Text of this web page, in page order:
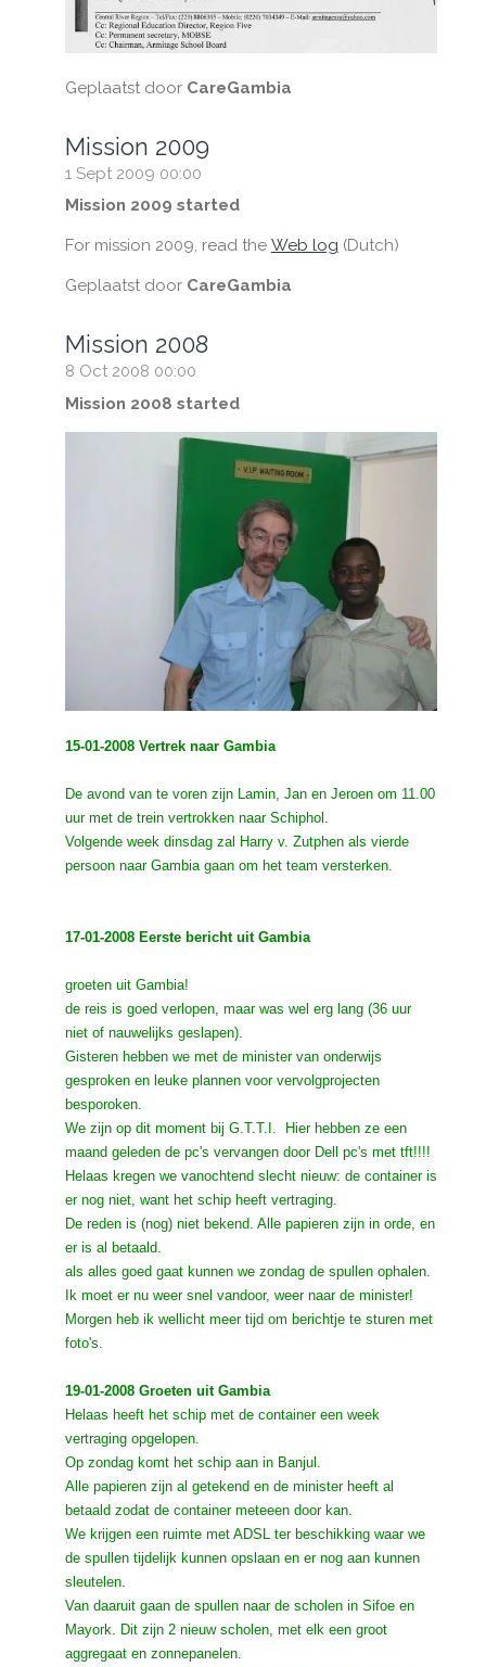
Geplaatst door CareGambia
Mission 2009
1 Sept 2009 00:00
Mission 2009 started
For mission 2009, read the Web log (Dutch)
Geplaatst door CareGambia
Mission 2008
8 Oct 2008 00:00
Mission 2008 started
15-01-2008 Vertrek naar Gambia
De avond van te voren zijn Lamin, Jan en Jeroen om 11.00
uur met de trein vertrokken naar Schiphol.
Volgende week dinsdag zal Harry v. Zutphen als vierde
persoon naar Gambia gaan om het team versterken.
17-01-2008 Eerste bericht uit Gambia
groeten uit Gambia!
de reis is goed verlopen, maar was wel erg lang (36 uur
niet of nauwelijks geslapen).
Gisteren hebben we met de minister van onderwijs
gesproken en leuke plannen voor vervolgprojecten
besporoken.
We zijn op dit moment bij G.T.T.I. Hier hebben ze een
maand geleden de pc's vervangen door Dell pc's met tft!!!!
Helaas kregen we vanochtend slecht nieuw: de container is
er nog niet, want het schip heeft vertraging.
De reden is (nog) niet bekend. Alle papieren zijn in orde, en
er is al betaald.
als alles goed gaat kunnen we zondag de spullen ophalen.
Ik moet er nu weer snel vandoor, weer naar de minister!
Morgen heb ik wellicht meer tijd om berichtje te sturen met
foto's.
19-01-2008 Groeten uit Gambia
Helaas heeft het schip met de container een week
vertraging opgelopen.
Op zondag komt het schip aan in Banjul.
Alle papieren zijn al getekend en de minister heeft al
betaald zodat de container meteeen door kan.
We krijgen een ruimte met ADSL ter beschikking waar we
de spullen tijdelijk kunnen opslaan en er nog aan kunnen
sleutelen.
Van daaruit gaan de spullen naar de scholen in Sifoe en
Mayork. Dit zijn 2 nieuw scholen, met elk een groot
aggregaat en zonnepanelen.